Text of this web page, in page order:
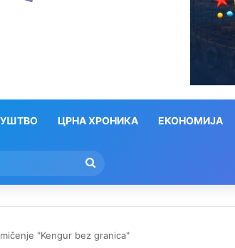
ЦРНА ХРОНИКА ЕКОНОМИЈА
за
"Kengur bez granica"